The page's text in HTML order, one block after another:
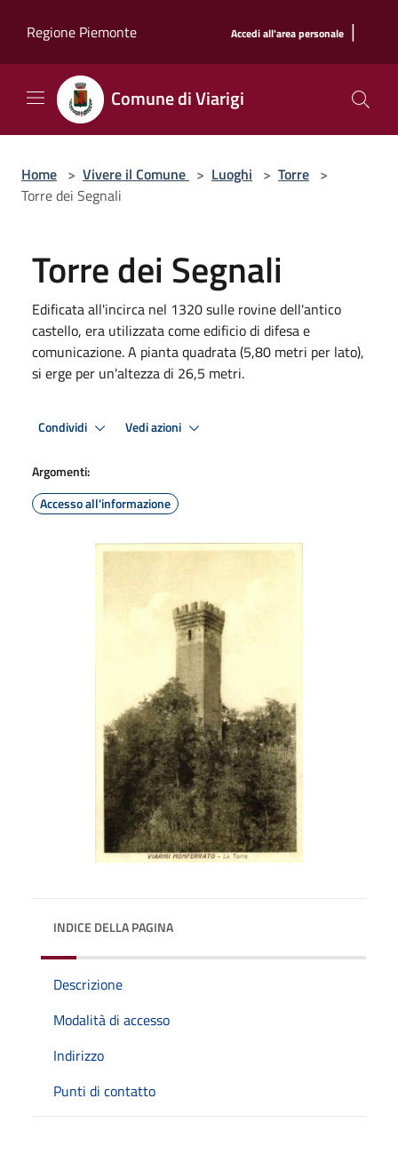
Regione Piemonte
Accedi all'area personale |
Comune di Viarigi
Home > Vivere il Comune > Luoghi > Torre >
Torre dei Segnali
Torre dei Segnali
Edificata all'incirca nel 1320 sulle rovine dell'antico
castello, era utilizzata come edificio di difesa e
comunicazione. A pianta quadrata (5,80 metri per lato),
si erge per un'altezza di 26,5 metri.
Condividi Vedi azioni
Argomenti:
Accesso all'informazione
INDICE DELLA PAGINA
Descrizione
Modalità di accesso
Indirizzo
Punti di contatto